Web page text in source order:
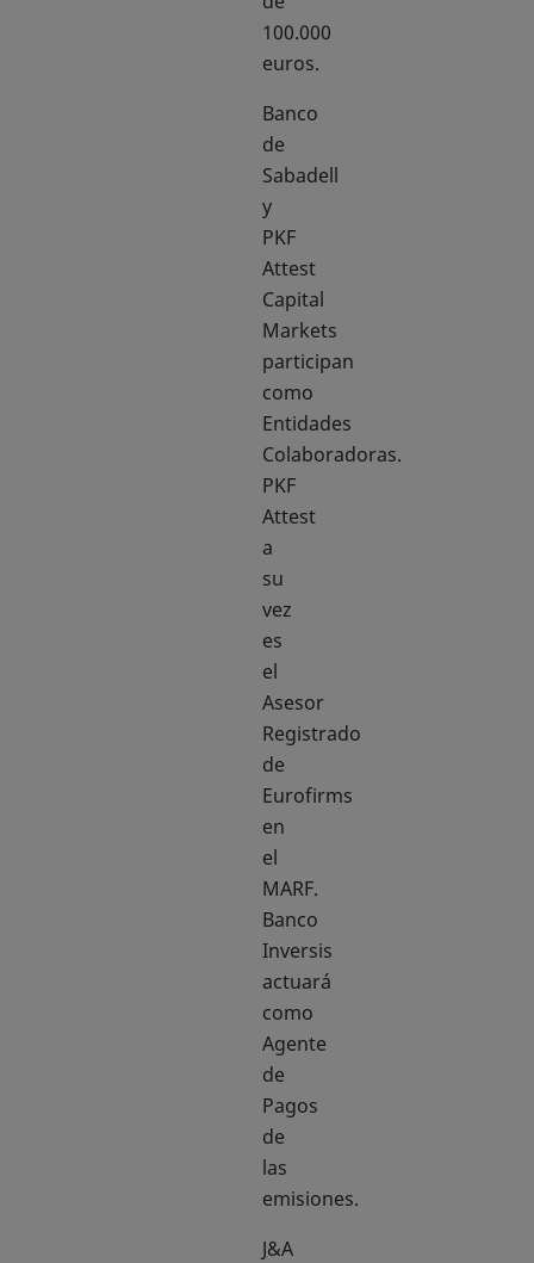
100.000
euros.
Banco
de
Sabadell
y
PKF
Attest
Capital
Markets
participan
como
Entidades
Colaboradoras.
PKF
Attest
a
su
vez
es
el
Asesor
Registrado
de
Eurofirms
en
el
MARF.
Banco
Inversis
actuará
como
Agente
de
Pagos
de
las
emisiones.
J&A